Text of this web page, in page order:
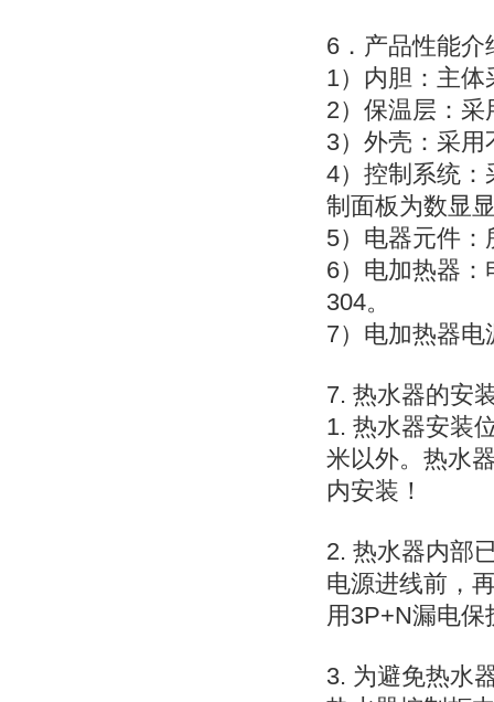
6．产品性能介
1）内胆：主
2）保温层：
3）外壳：采用
4）控制系统：
制面板为数显
5）电器元件
6）电加热器
304。
7）电加热器
7. 热水器的安
1. 热水器安装
米以外。热水
内安装！
2. 热水器内部
电源进线前，
用3P+N漏电保
3. 为避免热水